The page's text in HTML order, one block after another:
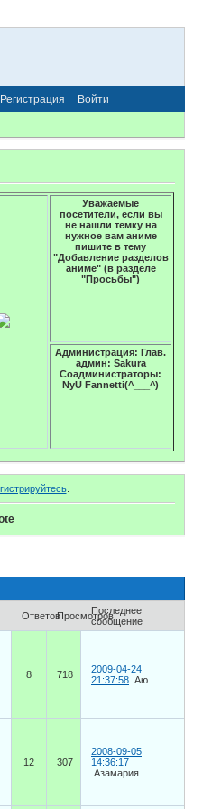
Регистрация Войти
Уважаемые
посетители, если вы
не нашли темку на
нужное вам аниме
пишите в тему
"Добавление разделов
аниме" (в разделе
"Просьбы")
Администрация: Глав.
админ: Sakura
Соадминистраторы:
NyU Fannetti(^___^)
.
ОтветовПросмотровПоследнее
сообщение
8
718
2009-04-24
21:37:58 Аю
12
307
2008-09-05
14:36:17
Азамария